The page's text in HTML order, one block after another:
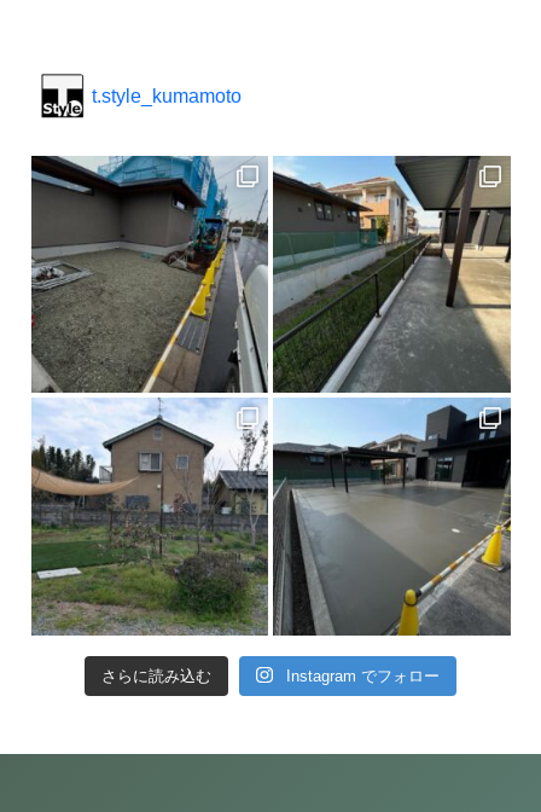
t.style_kumamoto
さらに読み込む Instagram でフォロー